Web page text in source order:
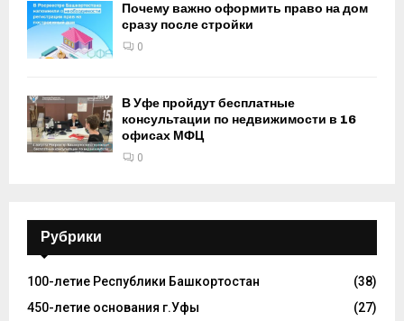
Почему важно оформить право на дом
сразу после стройки
0
В Уфе пройдут бесплатные
консультации по недвижимости в 16
офисах МФЦ
0
Рубрики
100-летие Республики Башкортостан
(38)
450-летие основания г.Уфы
(27)